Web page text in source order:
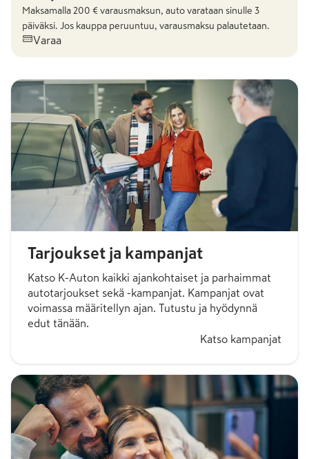
Maksamalla 200 € varausmaksun, auto varataan sinulle 3
päiväksi. Jos kauppa peruuntuu, varausmaksu palautetaan.
Varaa
Tarjoukset ja kampanjat
Katso K-Auton kaikki ajankohtaiset ja parhaimmat
autotarjoukset sekä -kampanjat. Kampanjat ovat
voimassa määritellyn ajan. Tutustu ja hyödynnä
edut tänään.
Katso kampanjat